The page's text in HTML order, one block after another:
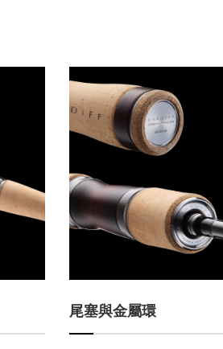
尾塞與金屬環